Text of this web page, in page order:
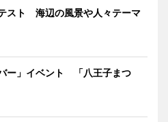
スト 海辺の風景や人々テーマ
ー」イベント 「八王子まつ